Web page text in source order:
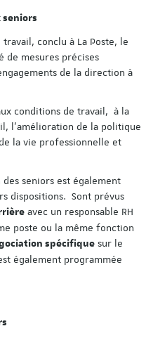
conclu à La Poste, le
de mesures précises
de la direction à
conditions de travail, à la
l’amélioration de la politique
la vie professionnelle et
seniors est également
dispositions. Sont prévus
avec un responsable RH
poste ou la même fonction
spécifique sur le
également programmée